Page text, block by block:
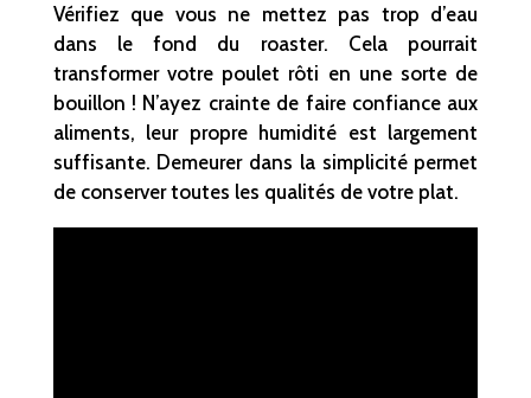
Vérifiez que vous ne mettez pas trop d’eau
dans le fond du roaster. Cela pourrait
transformer votre poulet rôti en une sorte de
bouillon ! N’ayez crainte de faire confiance aux
aliments, leur propre humidité est largement
suffisante. Demeurer dans la simplicité permet
de conserver toutes les qualités de votre plat.